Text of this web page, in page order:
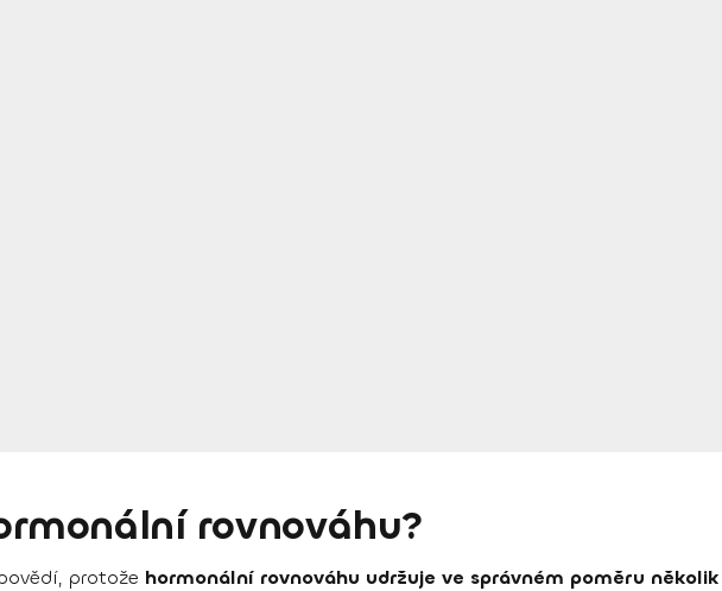
rovnováhu?
protože hormonální rovnováhu udržuje ve správném poměru